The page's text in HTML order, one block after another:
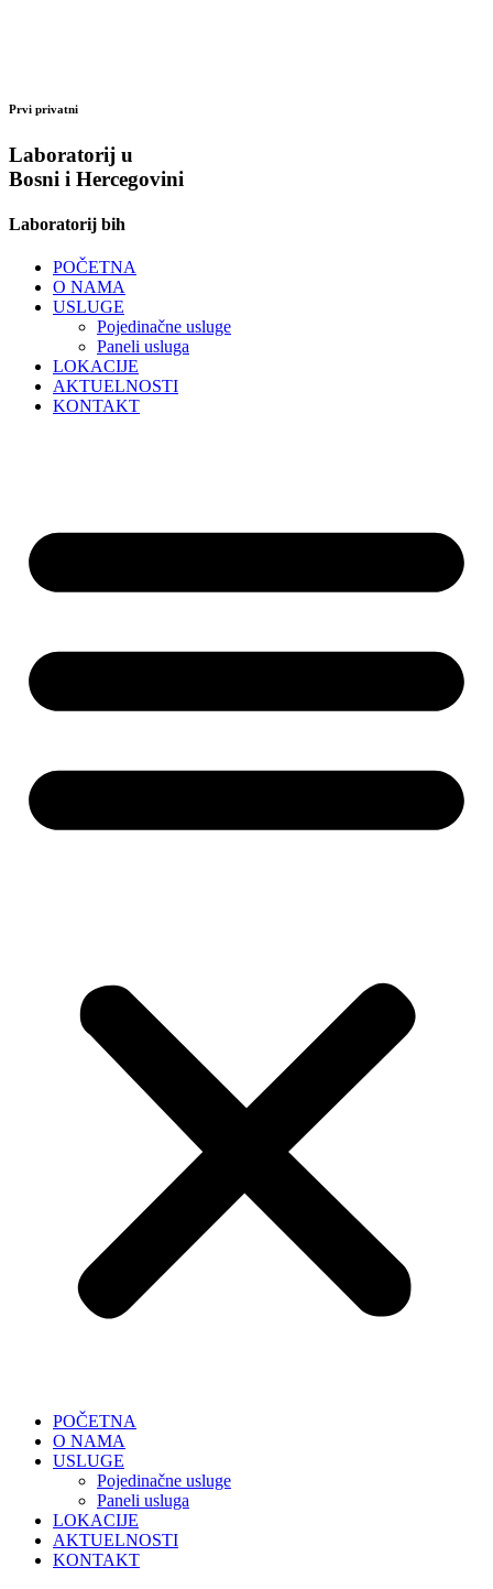
Prvi privatni
Laboratorij u
Bosni i Hercegovini
Laboratorij bih
POČETNA
O NAMA
USLUGE
Pojedinačne usluge
Paneli usluga
LOKACIJE
AKTUELNOSTI
KONTAKT
POČETNA
O NAMA
USLUGE
Pojedinačne usluge
Paneli usluga
LOKACIJE
AKTUELNOSTI
KONTAKT